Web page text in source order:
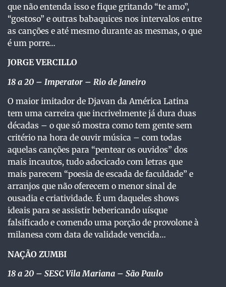
que não entenda isso e fique gritando “te amo”,
“gostoso” e outras babaquices nos intervalos entre
as canções e até mesmo durante as mesmas, o que
é um porre…
JORGE VERCILLO
18 a 20 – Imperator – Rio de Janeiro
O maior imitador de Djavan da América Latina
tem uma carreira que incrivelmente já dura duas
décadas – o que só mostra como tem gente sem
critério na hora de ouvir música – com todas
aquelas canções para “pentear os ouvidos” dos
mais incautos, tudo adocicado com letras que
mais parecem “poesia de escada de faculdade” e
arranjos que não oferecem o menor sinal de
ousadia e criatividade. É um daqueles shows
ideais para se assistir bebericando uísque
falsificado e comendo uma porção de provolone à
milanesa com data de validade vencida…
NAÇÃO ZUMBI
18 a 20 – SESC Vila Mariana – São Paulo